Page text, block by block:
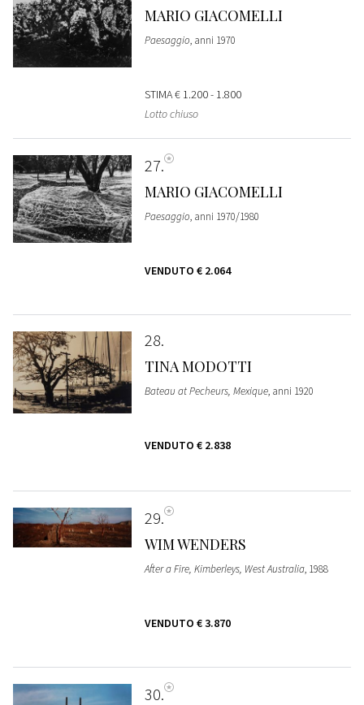
MARIO GIACOMELLI
Paesaggio, anni 1970
STIMA€ 1.200 - 1.800
Lotto chiuso
27
MARIO GIACOMELLI
Paesaggio, anni 1970/1980
VENDUTO € 2.064
28
TINA MODOTTI
Bateau at Pecheurs, Mexique, anni 1920
VENDUTO € 2.838
29
WIM WENDERS
After a Fire, Kimberleys, West Australia, 1988
VENDUTO € 3.870
30